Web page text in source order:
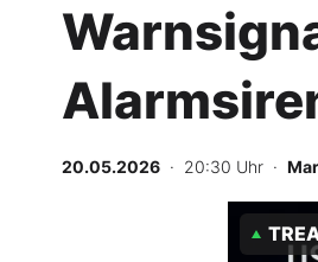
Finanz-Check
Abo & Shop
BO-
Experten
20.05.2026 · 20:30 Uhr ·